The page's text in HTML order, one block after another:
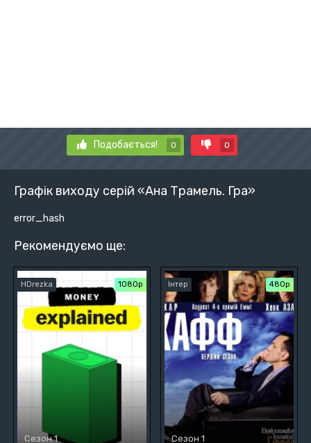
Подобається! 0 0
Графік виходу серій «Ана Трамель. Гра»
error_hash
Рекомендуємо ще:
HDrezka 1080p
Сезон 1
Інтер 480р
Сезон 1